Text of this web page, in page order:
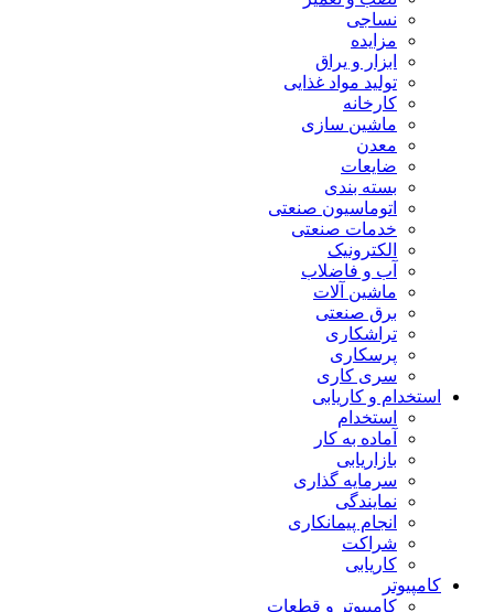
نساجی
مزایده
ابزار و یراق
تولید مواد غذایی
کارخانه
ماشین سازی
معدن
ضایعات
بسته بندی
اتوماسیون صنعتی
خدمات صنعتی
الکترونیک
آب و فاضلاب
ماشین آلات
برق صنعتی
تراشکاری
پرسکاری
سری کاری
استخدام و کاریابی
استخدام
آماده به کار
بازاریابی
سرمایه گذاری
نمایندگی
انجام پیمانکاری
شراکت
کاریابی
کامپیوتر
کامپیوتر و قطعات